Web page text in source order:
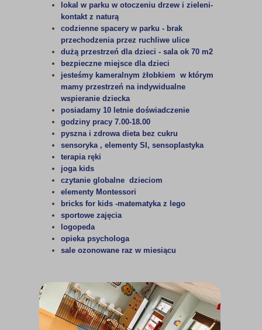
lokal w parku w otoczeniu drzew i zieleni-
kontakt z naturą
codzienne spacery w parku - brak
przechodzenia przez ruchliwe ulice
dużą przestrzeń dla dzieci - sala ok 70 m2
bezpieczne miejsce dla dzieci
jesteśmy kameralnym żłobkiem w którym
mamy przestrzeń na indywidualne
wspieranie dziecka
posiadamy 10 letnie doświadczenie
godziny pracy 7.00-18.00
pyszna i zdrowa dieta bez cukru
sensoryka , elementy SI, sensoplastyka
terapia ręki
joga kids
czytanie globalne dzieciom
elementy Montessori
bricks for kids -matematyka z lego
sportowe zajęcia
logopeda
opieka psychologa
sale ozonowane raz w miesiącu